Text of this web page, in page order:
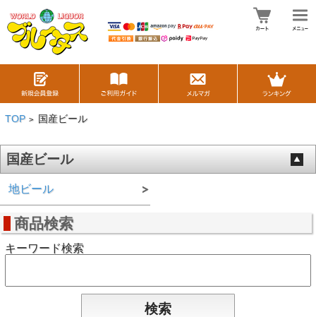
TOP > 国産ビール
国産ビール
地ビール
商品検索
キーワード検索